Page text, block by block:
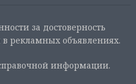
за достоверность
рекламных объявлениях.
информации.